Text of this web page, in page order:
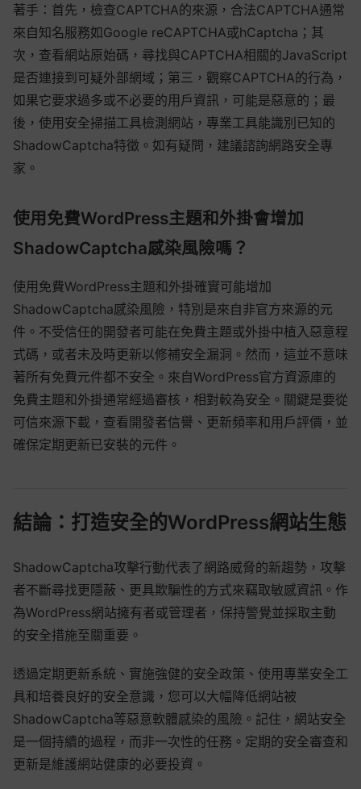
著手：首先，檢查CAPTCHA的來源，合法CAPTCHA通常
來自知名服務如Google reCAPTCHA或hCaptcha；其
次，查看網站原始碼，尋找與CAPTCHA相關的JavaScript
是否連接到可疑外部網域；第三，觀察CAPTCHA的行為，
如果它要求過多或不必要的用戶資訊，可能是惡意的；最
後，使用安全掃描工具檢測網站，專業工具能識別已知的
ShadowCaptcha特徵。如有疑問，建議諮詢網路安全專
家。
使用免費WordPress主題和外掛會增加
ShadowCaptcha感染風險嗎？
使用免費WordPress主題和外掛確實可能增加
ShadowCaptcha感染風險，特別是來自非官方來源的元
件。不受信任的開發者可能在免費主題或外掛中植入惡意程
式碼，或者未及時更新以修補安全漏洞。然而，這並不意味
著所有免費元件都不安全。來自WordPress官方資源庫的
免費主題和外掛通常經過審核，相對較為安全。關鍵是要從
可信來源下載，查看開發者信譽、更新頻率和用戶評價，並
確保定期更新已安裝的元件。
結論：打造安全的WordPress網站生態
ShadowCaptcha攻擊行動代表了網路威脅的新趨勢，攻擊
者不斷尋找更隱蔽、更具欺騙性的方式來竊取敏感資訊。作
為WordPress網站擁有者或管理者，保持警覺並採取主動
的安全措施至關重要。
透過定期更新系統、實施強健的安全政策、使用專業安全工
具和培養良好的安全意識，您可以大幅降低網站被
ShadowCaptcha等惡意軟體感染的風險。記住，網站安全
是一個持續的過程，而非一次性的任務。定期的安全審查和
更新是維護網站健康的必要投資。